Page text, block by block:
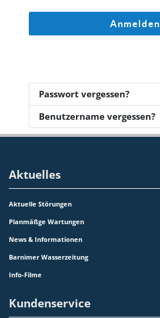
Anmelden
Passwort vergessen?
Benutzername vergessen?
Aktuelles
Aktuelle Störungen
Planmäßge Wartungen
News & Informationen
Barnimer Wasserzeitung
Info-Filme
Kundenservice